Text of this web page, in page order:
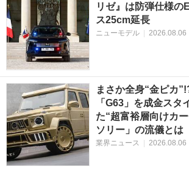
リゼ』は防弾仕様
ス25cm延長
ニューモデル | 2026.08.06
まさか全身“金ピカ
「G63」を成金スタ
た“超富裕層向けカ
ソリー」の流儀とは
業界ニュース | 2026.08.06